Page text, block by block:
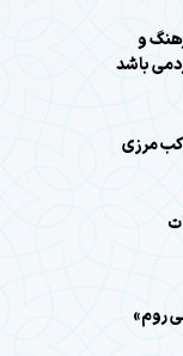
و
باشد
مرزی
روم»